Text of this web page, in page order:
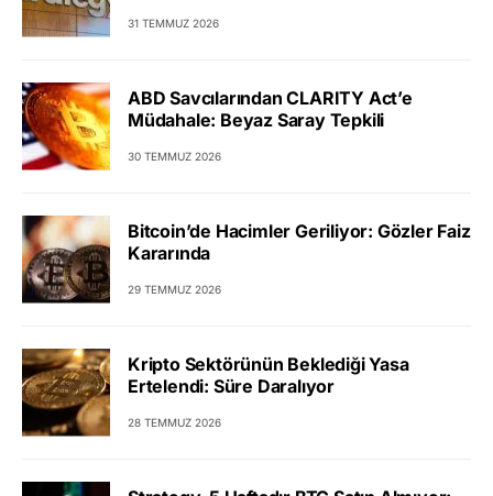
31 TEMMUZ 2026
ABD Savcılarından CLARITY Act’e
Müdahale: Beyaz Saray Tepkili
30 TEMMUZ 2026
Bitcoin’de Hacimler Geriliyor: Gözler Faiz
Kararında
29 TEMMUZ 2026
Kripto Sektörünün Beklediği Yasa
Ertelendi: Süre Daralıyor
28 TEMMUZ 2026